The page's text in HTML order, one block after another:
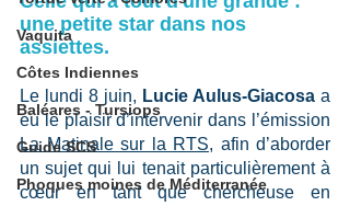
Vaquita
Côtes Indiennes
Baléares - Tursiops
Guide SCS
Phoques moines de Méditerranée
une petite star dans nos
assiettes.
Le lundi 8 juin, Lucie Aulus-Giacosa a
La Matinale sur la RTS, afin d’aborder
un sujet qui lui tenait particulièrement à
cœur en tant que chercheuse en